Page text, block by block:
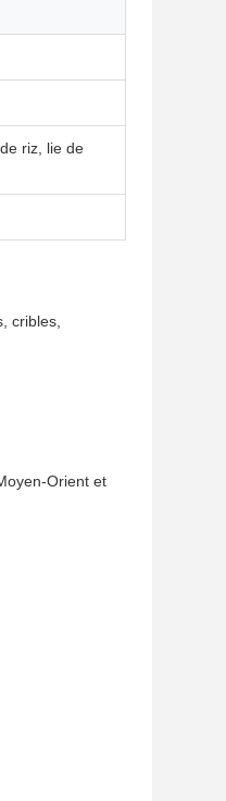
riz, lie de
cribles,
Orient et